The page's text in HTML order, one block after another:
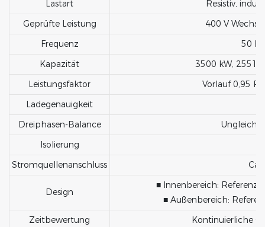
Lastart
Resistiv,
Geprüfte Leistung
400 V
Frequenz
50
Kapazität
3500 kW, 2551
Leistungsfaktor
Vorlauf 0,95
Ladegenauigkeit
Dreiphasen-Balance
Isolierung
Stromquellenanschluss
Design
■ Innenbereich:
■ Außenbereich:
Zeitbewertung
Kontinuierliche